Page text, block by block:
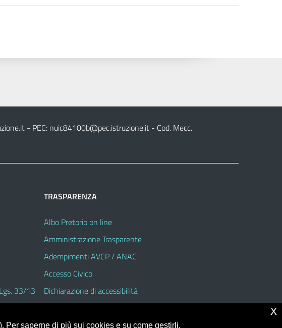
- PEC: nuic84100b@pec.istruzione.it- Cod. Mecc.
33/13
TRASPARENZA
Albo Pretorio on line
Amministrazione Trasparente
Adempimenti AVCP / ANAC
Accesso Civico
Dichiarazione di accessibilità
Per saperne di più sui cookies e su come gestirli,
x